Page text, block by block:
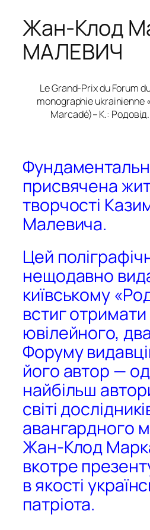
Жан-Клод
МАЛЕВИЧ
Le Grand-Prix du Forum
monographie ukrainienne
Marcadé)– К.:
присвячена
творчості
Малевича.
Цей
нещодавно
київському
встиг
ювілейного,
Форуму
його автор —
найбільш
світі
авангардного
Жан-Клод
вкотре
в якості
патріота.